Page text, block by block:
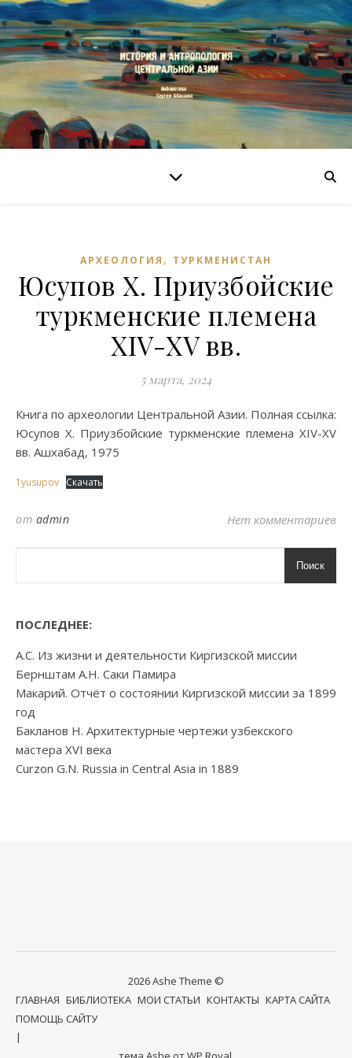
АРХЕОЛОГИЯ , ТУРКМЕНИСТАН
Юсупов Х. Приузбойские
туркменские племена
XIV-XV вв.
5 марта, 2024
Книга по археологии Центральной Азии. Полная ссылка:
Юсупов Х. Приузбойские туркменские племена XIV-XV
вв. Ашхабад, 1975
1yusupov Скачать
от admin Нет комментариев
Поиск
ПОСЛЕДНЕЕ:
А.С. Из жизни и деятельности Киргизской миссии
Бернштам А.Н. Саки Памира
Макарий. Отчёт о состоянии Киргизской миссии за 1899
год
Бакланов Н. Архитектурные чертежи узбекского
мастера XVI века
Curzon G.N. Russia in Central Asia in 1889
2026 Ashe Theme ©
ГЛАВНАЯ БИБЛИОТЕКА МОИ СТАТЬИ КОНТАКТЫ КАРТА САЙТА
ПОМОЩЬ САЙТУ